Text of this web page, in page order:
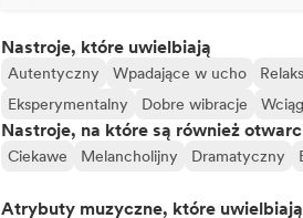
Nastroje, które uwielbiają
Autentyczny Wpadające w ucho Relaks
Eksperymentalny
Dobre wibracje
Nastroje, na które są również
Ciekawe Melancholijny Dramatyczny
Atrybuty muzyczne, które uwielbiają